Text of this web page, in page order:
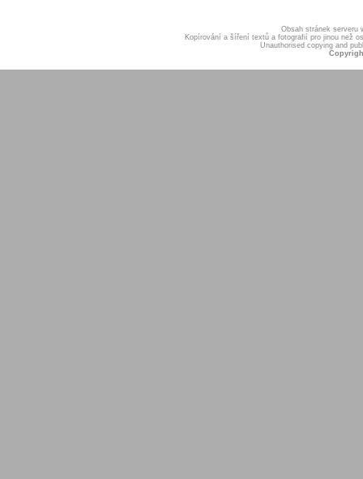
Obsah stránek serveru
Kopírování a šíření textů a fotografií pro jinou než
Unauthorised copying and